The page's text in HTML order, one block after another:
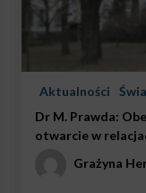
Aktualności
Dr M. Prawda:
otwarcie w
Grażyna